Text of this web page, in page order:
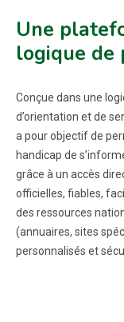
Une
logique de
Conçue dans une
d’orientation et de
a pour objectif de
handicap de
grâce à un accès
officielles, fiables,
des ressources
(annuaires, sites
personnalisés et